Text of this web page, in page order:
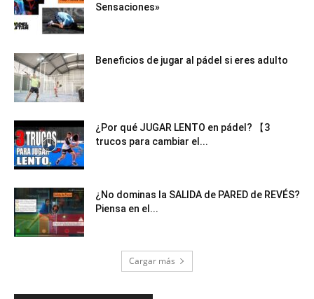
Sensaciones»
Beneficios de jugar al pádel si eres adulto
¿Por qué JUGAR LENTO en pádel? 【3
trucos para cambiar el...
¿No dominas la SALIDA de PARED de REVÉS?
Piensa en el...
Cargar más